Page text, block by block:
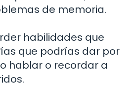
de memoria.
habilidades que
que podrías dar por
hablar o recordar a